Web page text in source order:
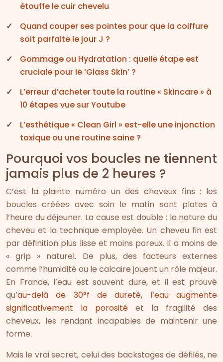
étouffe le cuir chevelu
Quand couper ses pointes pour que la coiffure
soit parfaite le jour J ?
Gommage ou Hydratation : quelle étape est
cruciale pour le ‘Glass Skin’ ?
L’erreur d’acheter toute la routine « Skincare » à
10 étapes vue sur Youtube
L’esthétique « Clean Girl » est-elle une injonction
toxique ou une routine saine ?
Pourquoi vos boucles ne tiennent
jamais plus de 2 heures ?
C’est la plainte numéro un des cheveux fins : les
boucles créées avec soin le matin sont plates à
l’heure du déjeuner. La cause est double : la nature du
cheveu et la technique employée. Un cheveu fin est
par définition plus lisse et moins poreux. Il a moins de
« grip » naturel. De plus, des facteurs externes
comme l’humidité ou le calcaire jouent un rôle majeur.
En France, l’eau est souvent dure, et il est prouvé
qu’au-delà de 30°f de dureté, l’eau augmente
significativement la porosité et la fragilité des
cheveux, les rendant incapables de maintenir une
forme.
Mais le vrai secret, celui des backstages de défilés, ne